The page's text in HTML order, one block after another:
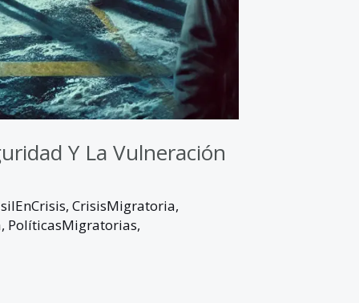
Y La Vulneración
, CrisisMigratoria,
, PolíticasMigratorias,